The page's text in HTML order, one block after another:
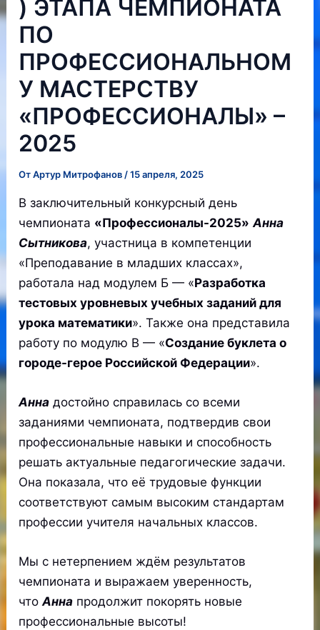
) ЭТАПА ЧЕМПИОНАТА
ПО
ПРОФЕССИОНАЛЬНОМ
У МАСТЕРСТВУ
«ПРОФЕССИОНАЛЫ» –
2025
ОтАртур Митрофанов /15 апреля, 2025
В заключительный конкурсный день
чемпионата «Профессионалы-2025» Анна
Сытникова, участница в компетенции
«Преподавание в младших классах»,
работала над модулем Б — «Разработка
тестовых уровневых учебных заданий для
урока математики». Также она представила
работу по модулю В — «Создание буклета о
городе-герое Российской Федерации».
Анна достойно справилась со всеми
заданиями чемпионата, подтвердив свои
профессиональные навыки и способность
решать актуальные педагогические задачи.
Она показала, что её трудовые функции
соответствуют самым высоким стандартам
профессии учителя начальных классов.
Мы с нетерпением ждём результатов
чемпионата и выражаем уверенность,
чтоАнна продолжит покорять новые
профессиональные высоты!